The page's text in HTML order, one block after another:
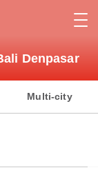
Denpasar
Multi-city